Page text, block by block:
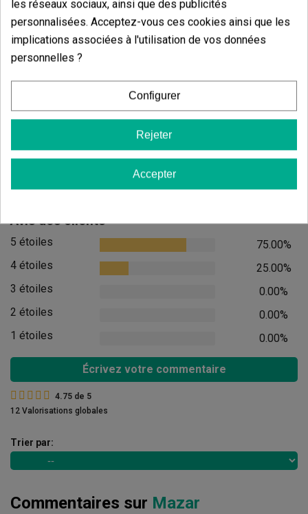
Candy Tripack
(141)
17,00 € -20%
Ajouter au panier
(30)
9,00 € -20%
Avis des clients
5 étoiles
75.00%
4 étoiles
25.00%
3 étoiles
0.00%
2 étoiles
0.00%
1 étoiles
0.00%
Écrivez votre commentaire
4.75 de 5
12 Valorisations globales
Trier par:
Commentaires sur Mazar
les réseaux sociaux, ainsi que des publicités
personnalisées. Acceptez-vous ces cookies ainsi que les
implications associées à l'utilisation de vos données
personnelles ?
Configurer
Rejeter
Accepter